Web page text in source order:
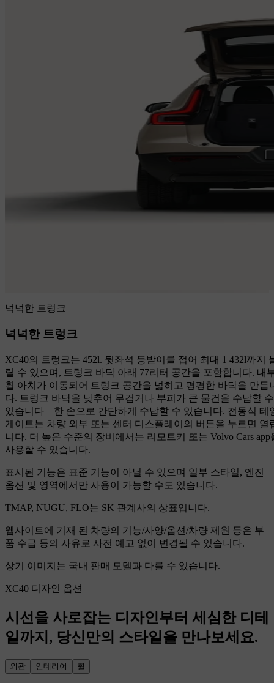
넉넉한 트렁크
넉넉한 트렁크
XC40의 트렁크는 452l. 뒷좌석 등받이를 접어 최대 1 432l까지
릴 수 있으며, 트렁크 바닥 아래 77리터 공간을 포함합니다. 내
휠 아치가 이동되어 트렁크 공간을 넓히고 평평한 바닥을 만듭
다. 트렁크 바닥을 낮추어 무겁거나 부피가 큰 물건을 수납할 수
있습니다 – 한 손으로 간단하게 수납할 수 있습니다. 전동식 테
게이트는 차량 외부 또는 센터 디스플레이의 버튼을 누르면 열
니다. 더 높은 수준의 장비에서는 리모트키 또는 Volvo Cars app
사용할 수 있습니다.
표시된 기능은 표준 기능이 아닐 수 있으며 일부 스타일, 엔진
옵션 및 영역에서만 사용이 가능할 수도 있습니다.
TMAP, NUGU, FLO는 SK 관계사의 상표입니다.
웹사이트에 기재 된 차량의 기능/사양/옵션/차량 제원 등은 부
품 수급 등의 사유로 사전 예고 없이 변경될 수 있습니다.
상기 이미지는 국내 판매 모델과 다를 수 있습니다.
XC40 디자인 옵션
시선을 사로잡는 디자인부터 세심한 디테
일까지, 당신만의 스타일을 만나보세요.
외관 인테리어 휠